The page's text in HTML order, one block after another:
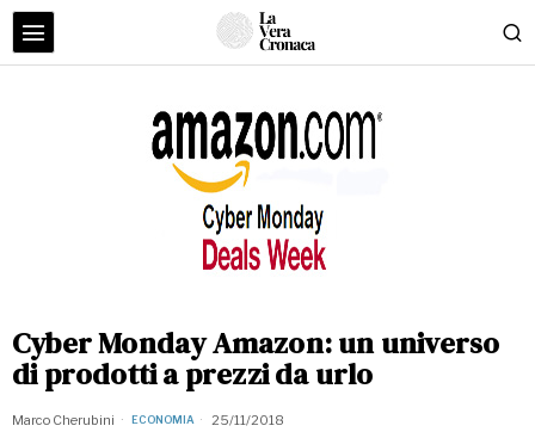
Cyber Monday Amazon: un universo
di prodotti a prezzi da urlo
Marco Cherubini ECONOMIA 25/11/2018